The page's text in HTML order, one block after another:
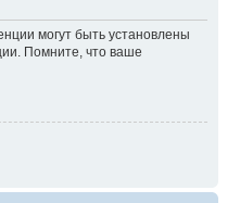
могут быть установлены
Помните, что ваше